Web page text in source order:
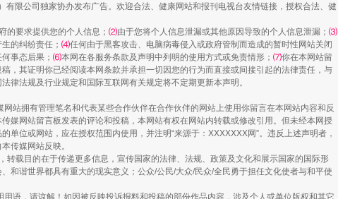
线检察官
“谁都不怕”的他落马了
限公司独家协办发布广告。欢迎合法、健康网站和报刊电视台友情链接，授权合法、健
的要求提供您的个人信息； ⑵由于您将个人信息泄漏或其他原因导致的个人信息泄漏； ⑶
的纠纷责任； ⑷任何由于黑客攻击、电脑病毒侵入或政府管制而造成的暂时性网站关闭
事态后果； ⑹本网在各服务条款及声明中列明的使用方式或免责情形； ⑺你在本网站留
，其证明你已经阅读本网条款并承担一切因您的行为而直接或间接引起的法律责任，与
律法规及行业规定和国际互联网有关规定将不定期更新本声明。
站拥有管理笔名和代表某些合作伙伴在合作伙伴的网站上使用你留言在本网站内容和反
媒网站留言板发表的评论和投稿，本网站有权在网站内转载或修改引用。但未经本网授
位或网站，应在授权范围内使用，并注明“来源于：XXXXXXX网”。违反上述声明者，
传媒网站反映。
转载目的在于传递更多信息，宣传国家的法律、法规、政策及文化和展示国家的国际形
和谐世界都具有重大的现实意义；公众/公民/大众/民众/全民勇于担任文化使者与和平使
语，请谅解！如因被反映投诉报料和投稿的部份作品内容，涉及个人或单位版权和其它